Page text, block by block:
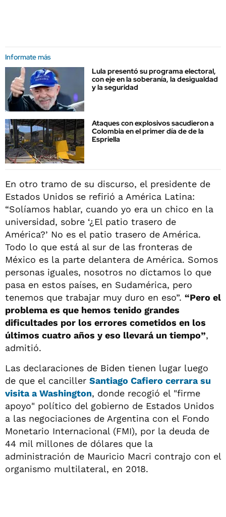
Informate más
Lula presentó su programa electoral,
con eje en la soberanía, la desigualdad
y la seguridad
Ataques con explosivos sacudieron a
Colombia en el primer día de de la
Espriella
En otro tramo de su discurso, el presidente de
Estados Unidos se refirió a América Latina:
“Solíamos hablar, cuando yo era un chico en la
universidad, sobre ‘¿El patio trasero de
América?’ No es el patio trasero de América.
Todo lo que está al sur de las fronteras de
México es la parte delantera de América. Somos
personas iguales, nosotros no dictamos lo que
pasa en estos países, en Sudamérica, pero
tenemos que trabajar muy duro en eso”. “Pero el
problema es que hemos tenido grandes
dificultades por los errores cometidos en los
últimos cuatro años y eso llevará un tiempo”,
admitió.
Las declaraciones de Biden tienen lugar luego
de que el canciller Santiago Cafiero cerrara su
visita a Washington, donde recogió el "firme
apoyo" político del gobierno de Estados Unidos
a las negociaciones de Argentina con el Fondo
Monetario Internacional (FMI), por la deuda de
44 mil millones de dólares que la
administración de Mauricio Macri contrajo con el
organismo multilateral, en 2018.